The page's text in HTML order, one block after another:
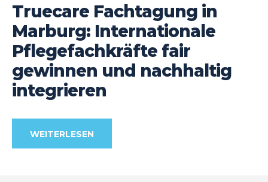
Truecare Fachtagung in
Marburg: Internationale
Pflegefachkräfte fair
gewinnen und nachhaltig
integrieren
WEITERLESEN